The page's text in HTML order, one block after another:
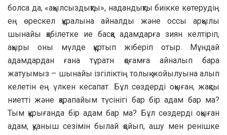
болса да, «ақылсыздықты», надандықты биікке көтерудің
ең өрескел құралына айналды және оссы арқылы
шынайы қабілетке ие басқа адамдарға зиян келтіріп,
ақыры оны мүлде құртып жіберіп отыр. Мұндай
адамдардан ғана тұратн қоғамға айналып бара
жатуымыз – шынайы ізгіліктің толық жойылуына алып
келетін ең үлкен кесапат. Бұл сөздерді оқыған, жақсы
ниетті және қарапайым түсінігі бар бір адам бар ма?
Тым құрығанда бір адам бар ма? Бұл сөздерді оқыған
адам, қуаныш сезімін былай қойып, ашу мен ренішке